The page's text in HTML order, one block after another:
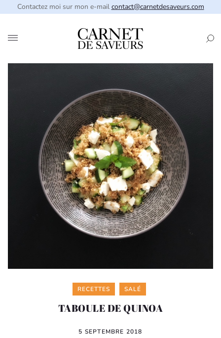
Contactez moi sur mon e-mail contact@carnetdesaveurs.com
Categories
RECETTES SALÉ
TABOULE DE QUINOA
5 SEPTEMBRE 2018